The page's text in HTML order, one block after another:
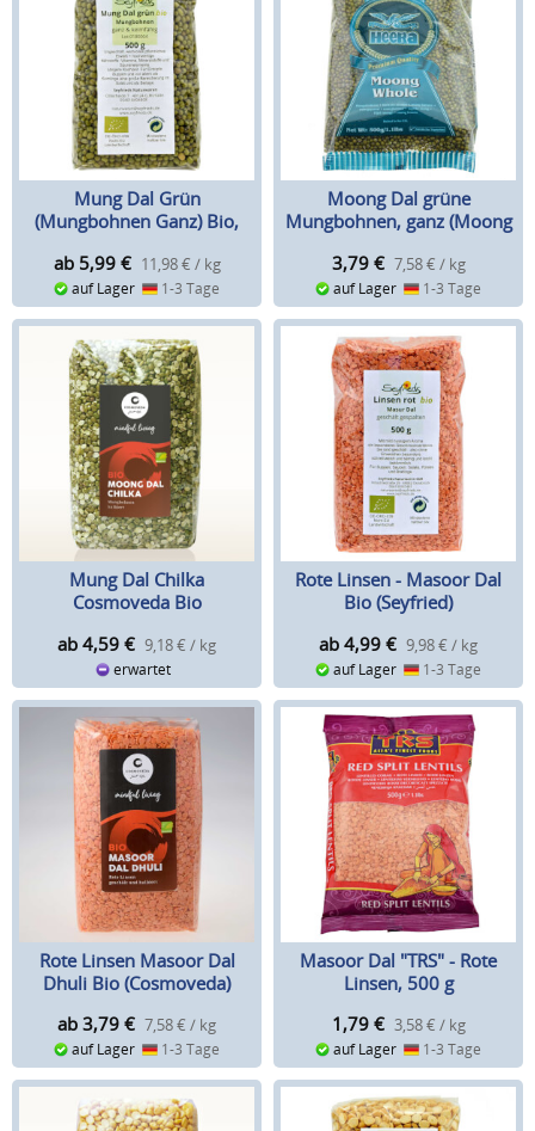
Mung Dal Grün
(Mungbohnen Ganz) Bio,
ab 5,99 € 11,98 € / kg
auf Lager 1-3 Tage
Moong Dal grüne
Mungbohnen, ganz (Moong
3,79 € 7,58 € / kg
auf Lager 1-3 Tage
Mung Dal Chilka
Cosmoveda Bio
ab 4,59 € 9,18 € / kg
erwartet
Rote Linsen - Masoor Dal
Bio (Seyfried)
ab 4,99 € 9,98 € / kg
auf Lager 1-3 Tage
Rote Linsen Masoor Dal
Dhuli Bio (Cosmoveda)
ab 3,79 € 7,58 € / kg
auf Lager 1-3 Tage
Masoor Dal "TRS" - Rote
Linsen, 500 g
1,79 € 3,58 € / kg
auf Lager 1-3 Tage